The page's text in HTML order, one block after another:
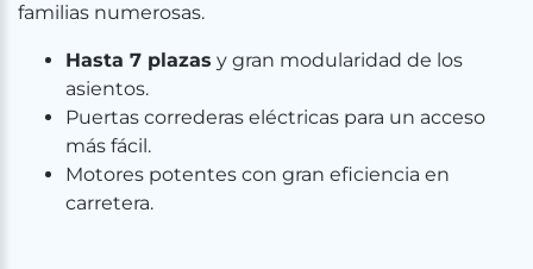
familias numerosas.
Hasta 7 plazas y gran modularidad de los
asientos.
Puertas correderas eléctricas para un acceso
más fácil.
Motores potentes con gran eficiencia en
carretera.